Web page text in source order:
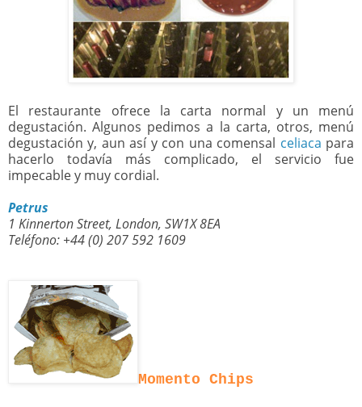
El restaurante ofrece la carta normal y un menú
degustación. Algunos pedimos a la carta, otros, menú
degustación y, aun así y con una comensal celiaca para
hacerlo todavía más complicado, el servicio fue
impecable y muy cordial.
Petrus
1 Kinnerton Street, London, SW1X 8EA
Teléfono: +44 (0) 207 592 1609
Momento Chips